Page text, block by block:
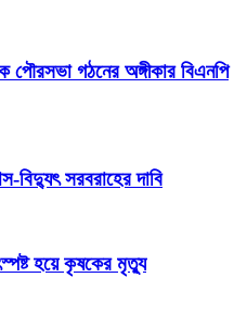
গঠনের অঙ্গীকার বিএনপি
বিদ্যুৎ সরবরাহের দাবি
হয়ে কৃষকের মৃত্যু